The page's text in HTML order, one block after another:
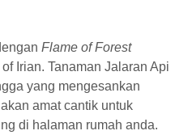
Flame of Forest
Irian. Tanaman Jalaran Api
yang mengesankan
amat cantik untuk
di halaman rumah anda.